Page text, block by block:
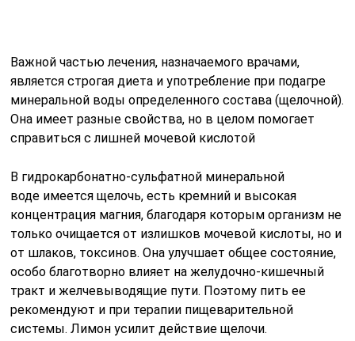
тракт и желчевыводящие пути. Поэтому пить ее
рекомендуют и при терапии пищеварительной
системы. Лимон усилит действие щелочи.
Как избавиться от подагры?